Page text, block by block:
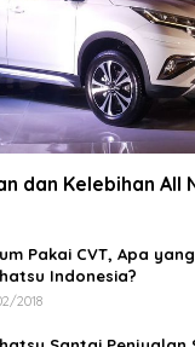
dan Kelebihan All
Pakai CVT, Apa
Indonesia?
2018